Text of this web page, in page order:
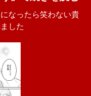
なったら笑わない貴
した